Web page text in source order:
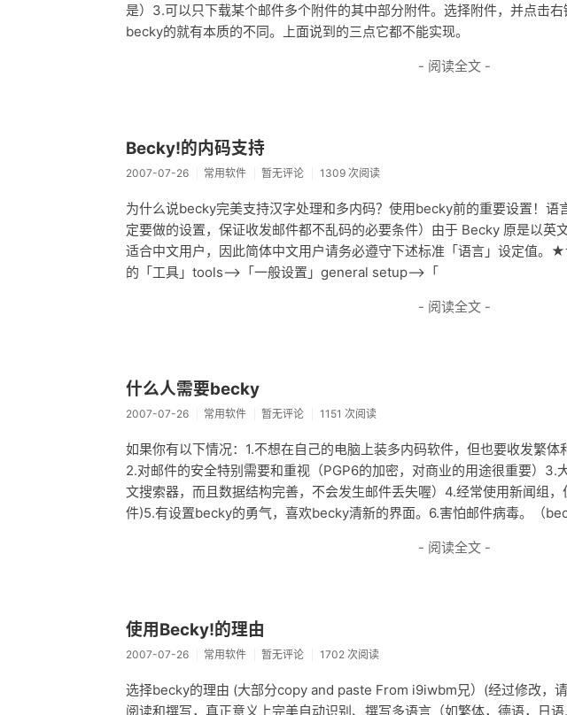
是）3.可以只下载某个邮件多个附件的其中部分附件。选择附件，并点击
becky的就有本质的不同。上面说到的三点它都不能实现。
- 阅读全文 -
Becky!的内码支持
2007-07-26 常用软件 暂无评论 1309 次阅读
为什么说becky完美支持汉字处理和多内码？使用becky前的重要设置！
定要做的设置，保证收发邮件都不乱码的必要条件）由于 Becky 原是以英
适合中文用户，因此简体中文用户请务必遵守下述标准「语言」设定值
的「工具」tools-->「一般设置」general setup-->「
- 阅读全文 -
什么人需要becky
2007-07-26 常用软件 暂无评论 1151 次阅读
如果你有以下情况：1.不想在自己的电脑上装多内码软件，但也要收发繁体
2.对邮件的安全特别需要和重视（PGP6的加密，对商业的用途很重要）3.
文搜索器，而且数据结构完善，不会发生邮件丢失喔）4.经常使用新闻组
件)5.有设置becky的勇气，喜欢becky清新的界面。6.害怕邮件病毒。（
- 阅读全文 -
使用Becky!的理由
2007-07-26 常用软件 暂无评论 1702 次阅读
选择becky的理由 (大部分copy and paste From i9iwbm兄）(经过修改，
阅读和撰写，真正意义上完美自动识别、撰写多语言（如繁体，德语，日